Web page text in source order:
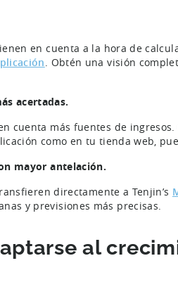
en cuenta a la hora de
. Obtén una visión
acertadas.
cuenta más fuentes de
como en tu tienda web,
mayor antelación.
directamente a Tenjin’s
y previsiones más precisas.
al